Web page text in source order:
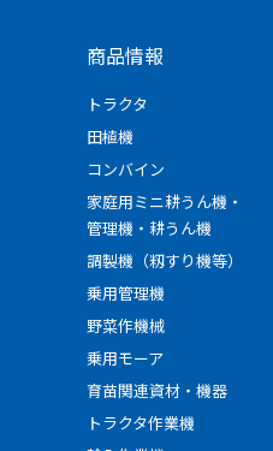
商品情報
トラクタ
田植機
コンバイン
家庭用ミニ耕うん機・
管理機・耕うん機
調製機（籾すり機等）
乗用管理機
野菜作機械
乗用モーア
育苗関連資材・機器
トラクタ作業機